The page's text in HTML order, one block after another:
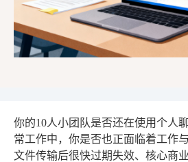
你的10人小团队是否还在使用个人
常工作中，你是否也正面临着工作
文件传输后很快过期失效、核心商